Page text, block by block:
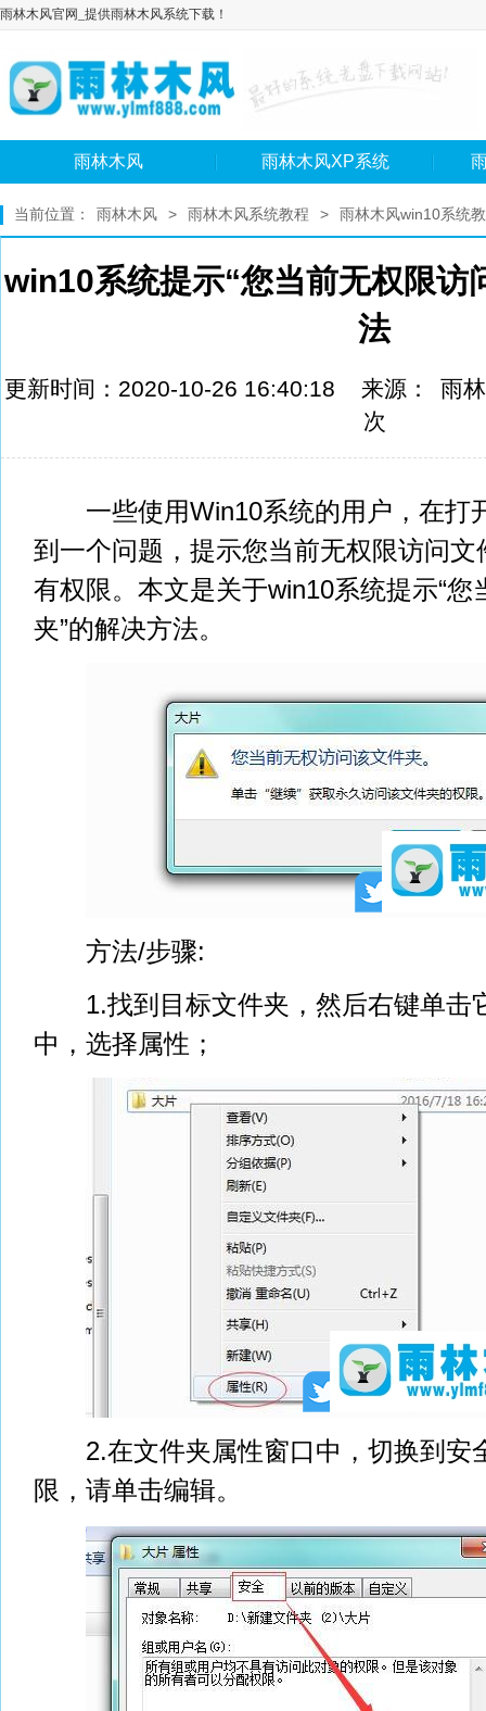
雨林木风官网_提供雨林木风系统下载！
雨林木风 雨林木风XP系统
当前位置： 雨林木风 > 雨林木风系统教程 > 雨林木风win10系统
win10系统提示“您当前无权限访
法
更新时间：2020-10-26 16:40:18 来源：
雨
次
一些使用Win10系统的用户，在打
到一个问题，提示您当前无权限访问
有权限。本文是关于win10系统提示“
夹”的解决方法。
方法/步骤:
1.找到目标文件夹，然后右键单击
中，选择属性；
2.在文件夹属性窗口中，切换到安
限，请单击编辑。